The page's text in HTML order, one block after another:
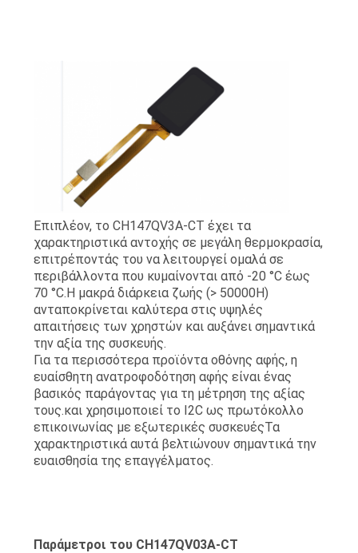
Επιπλέον, το CH147QV3A-CT έχει τα
χαρακτηριστικά αντοχής σε μεγάλη θερμοκρασία,
επιτρέποντάς του να λειτουργεί ομαλά σε
περιβάλλοντα που κυμαίνονται από -20 °C έως
70 °C.Η μακρά διάρκεια ζωής (> 50000H)
ανταποκρίνεται καλύτερα στις υψηλές
απαιτήσεις των χρηστών και αυξάνει σημαντικά
την αξία της συσκευής.
Για τα περισσότερα προϊόντα οθόνης αφής, η
ευαίσθητη ανατροφοδότηση αφής είναι ένας
βασικός παράγοντας για τη μέτρηση της αξίας
τους.και χρησιμοποιεί το I2C ως πρωτόκολλο
επικοινωνίας με εξωτερικές συσκευέςΤα
χαρακτηριστικά αυτά βελτιώνουν σημαντικά την
ευαισθησία της επαγγέλματος.
Παράμετροι του CH147QV03A-CT